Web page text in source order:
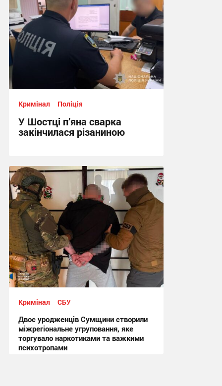
Кримінал Поліція
У Шостці п’яна сварка
закінчилася різаниною
18:37, 28.07.2026
Кримінал СБУ
Двоє уродженців Сумщини створили
міжрегіональне угруповання, яке
торгувало наркотиками та важкими
психотропами